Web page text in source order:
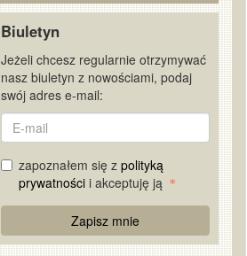
Biuletyn
Jeżeli chcesz regularnie otrzymywać
nasz biuletyn z nowościami, podaj
swój adres e-mail:
E-
mail
zapoznałem się z polityką
prywatności i akceptuję ją
Captcha
Zapisz mnie